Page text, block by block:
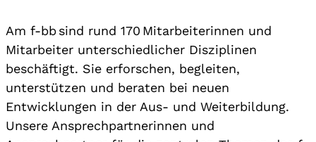
Am f-bb sind rund 170 Mitarbeiterinnen und
Mitarbeiter unterschiedlicher Disziplinen
beschäftigt. Sie erforschen, begleiten,
unterstützen und beraten bei neuen
Entwicklungen in der Aus- und Weiterbildung.
Unsere Ansprechpartnerinnen und